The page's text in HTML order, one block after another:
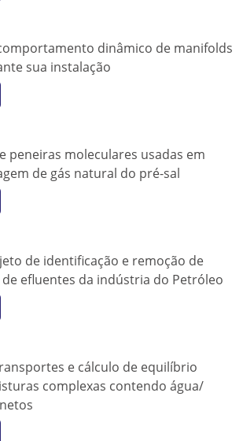
dinâmico de manifolds
sua instalação
peneiras moleculares usadas em
de gás natural do pré-sal
de identificação e remoção de
efluentes da indústria do Petróleo
e cálculo de equilíbrio
complexas contendo água/